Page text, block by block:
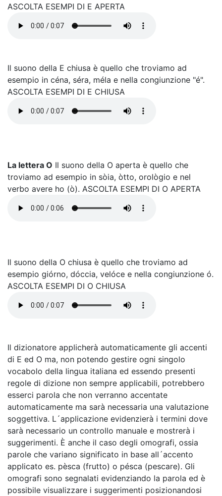
ASCOLTA ESEMPI DI E APERTA
Il suono della E chiusa è quello che troviamo ad
esempio in céna, séra, méla e nella congiunzione "é".
ASCOLTA ESEMPI DI E CHIUSA
La lettera O Il suono della O aperta è quello che
troviamo ad esempio in sòia, òtto, orològio e nel
verbo avere ho (ò). ASCOLTA ESEMPI DI O APERTA
Il suono della O chiusa è quello che troviamo ad
esempio giórno, dóccia, velóce e nella congiunzione ó.
ASCOLTA ESEMPI DI O CHIUSA
Il dizionatore applicherà automaticamente gli accenti
di E ed O ma, non potendo gestire ogni singolo
vocabolo della lingua italiana ed essendo presenti
regole di dizione non sempre applicabili, potrebbero
esserci parola che non verranno accentate
automaticamente ma sarà necessaria una valutazione
soggettiva. L´applicazione evidenzierà i termini dove
sarà necessario un controllo manuale e mostrerà i
suggerimenti. È anche il caso degli omografi, ossia
parole che variano significato in base all´accento
applicato es. pèsca (frutto) o pésca (pescare). Gli
omografi sono segnalati evidenziando la parola ed è
possibile visualizzare i suggerimenti posizionandosi